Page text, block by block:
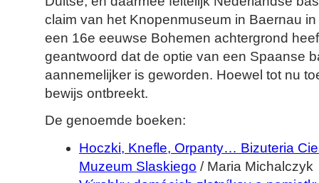
claim van het Knopenmuseum in Baernau
een 16e eeuwse Bohemen achtergrond
geantwoord dat de optie van een Spaanse
aannemelijker is geworden. Hoewel tot nu
bewijs ontbreekt.
De genoemde boeken:
Hoczki, Knefle, Orpanty… Bizuteria
Muzeum Slaskiego / Maria Michalczyk